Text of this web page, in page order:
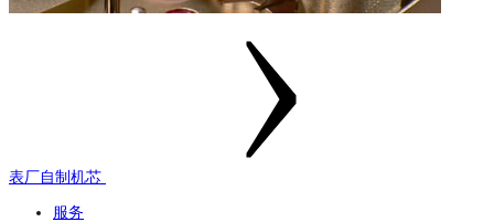
表厂自制机芯
服务